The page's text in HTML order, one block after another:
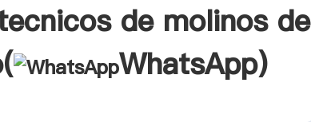
de molinos de
WhatsApp)